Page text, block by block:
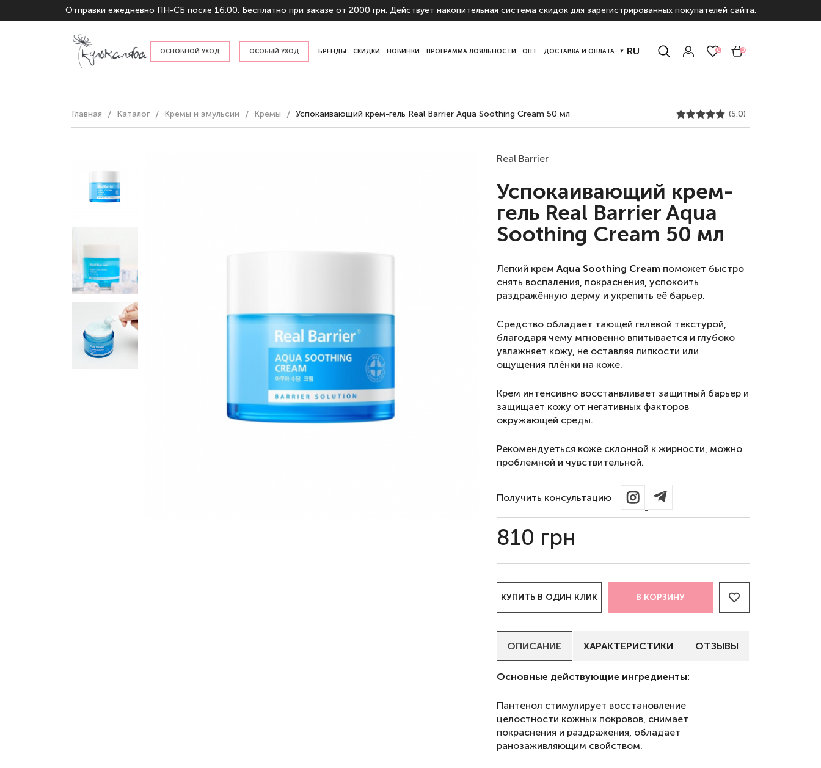
Отправки ежедневно ПН-СБ после 16:00. Бесплатно при заказе от 2000 грн. Действует накопительная система скидок для зарегистрированных покупателей сайта.
ОСНОВНОЙ УХОД ОСОБЫЙ УХОД
По назначению
БРЕНДЫ СКИДКИ НОВИНКИ ПРОГРАММА ЛОЯЛЬНОСТИ ОПТ ДОСТАВКА И ОПЛАТА RU 0 0
Главная Каталог Кремы и эмульсии Кремы Успокаивающий крем-гель Real Barrier Aqua Soothing Cream 50 мл (5.0)
Real Barrier
Успокаивающий крем-
гель Real Barrier Aqua
Soothing Cream 50 мл
Легкий крем Aqua Soothing Cream поможет быстро
снять воспаления, покраснения, успокоить
раздражённую дерму и укрепить её барьер.
Средство обладает тающей гелевой текстурой,
благодаря чему мгновенно впитывается и глубоко
увлажняет кожу, не оставляя липкости или
ощущения плёнки на коже.
Крем интенсивно восстанвливает защитный барьер и
защищает кожу от негативных факторов
окружающей среды.
Рекомендуеться коже склонной к жирности, можно
проблемной и чувствительной.
Получить консультацию
810 грн
КУПИТЬ В ОДИН КЛИК В КОРЗИНУ
ОПИСАНИЕ ХАРАКТЕРИСТИКИ ОТЗЫВЫ
Основные действующие ингредиенты:
Пантенол стимулирует восстановление
целостности кожных покровов, снимает
покраснения и раздражения, обладает
ранозаживляющим свойством.